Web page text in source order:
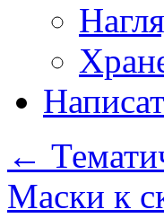
←
Маски к